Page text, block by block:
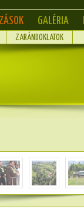
GALÉRIA
ZARÁNDOKLATOK